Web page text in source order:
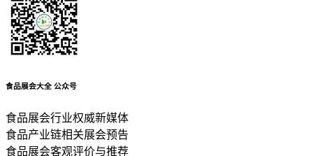
食品展会大全 公众号
食品展会行业权威新媒体
食品产业链相关展会预告
食品展会客观评价与推荐